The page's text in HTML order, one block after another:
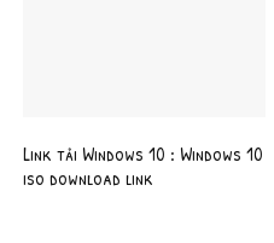
Link tải Windows 10 : Windows 10
iso download link